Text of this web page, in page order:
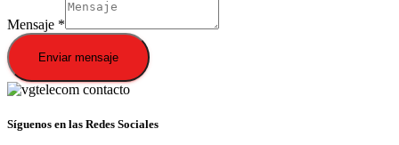
Mensaje *
Enviar mensaje
Síguenos en las Redes Sociales